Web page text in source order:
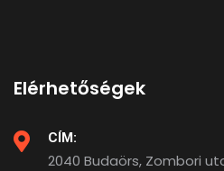
Elérhetőségek
CÍM:
2040 Budaörs, Zombori